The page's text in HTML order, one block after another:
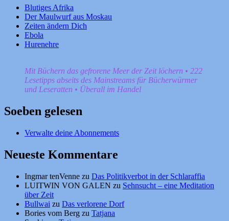
Blutiges Afrika
Der Maulwurf aus Moskau
Zeiten ändern Dich
Ebola
Hurenehre
Mit Büchern das gefrorene Meer der Zeit löchern • 222
Lesetipps abseits des Mainstreams für Bücherwürmer
und Leseratten • Überall im Handel
Soeben gelesen
Verwalte deine Abonnements
Neueste Kommentare
Ingmar tenVenne zu Das Politikverbot in der Schlaraffia
LUITWIN VON GALEN zu Sehnsucht – eine Meditation
über Zeit
Bullwai zu Das verlorene Dorf
Bories vom Berg zu Tatjana